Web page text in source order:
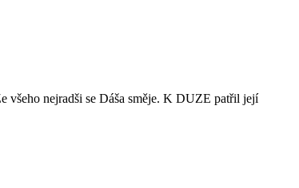
všeho nejradši se Dáša směje. K DUZE patřil její